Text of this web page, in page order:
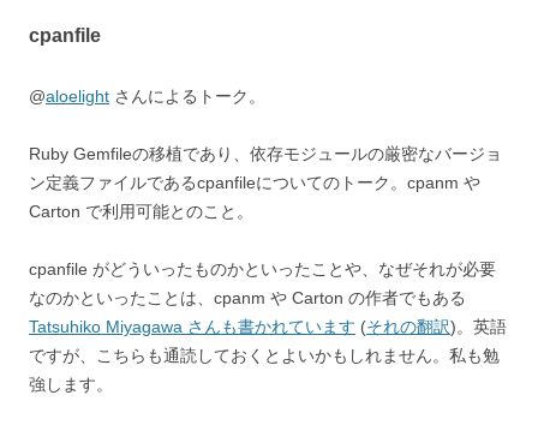
cpanfile
@aloelight さんによるトーク。
Ruby Gemfileの移植であり、依存モジュールの厳密なバージョ
ン定義ファイルであるcpanfileについてのトーク。cpanm や
Carton で利用可能とのこと。
cpanfile がどういったものかといったことや、なぜそれが必要
なのかといったことは、cpanm や Carton の作者でもある
Tatsuhiko Miyagawa さんも書かれています (それの翻訳)。英語
ですが、こちらも通読しておくとよいかもしれません。私も勉
強します。